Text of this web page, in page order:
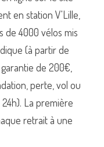
en station V'Lille,
de 4000 vélos mis
(à partir de
de 200€,
perte, vol ou
La première
retrait à une